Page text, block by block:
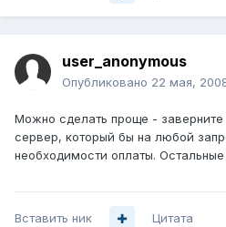
user_anonymous
Опубликовано 22 мая,
Можно сделать проще -
сервер, который бы на любой
необходимости оплаты.
Вставить ник Цитата